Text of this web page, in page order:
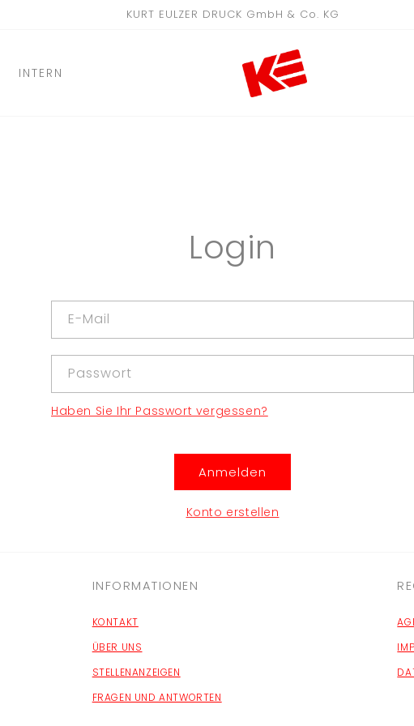
KURT EULZER DRUCK GmbH & Co. KG
INTERN
Login
E-Mail
Passwort
Haben Sie Ihr Passwort vergessen?
Anmelden
Konto erstellen
INFORMATIONEN
KONTAKT
ÜBER UNS
STELLENANZEIGEN
FRAGEN UND ANTWORTEN